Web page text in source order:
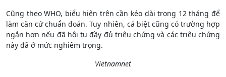
Cũng theo WHO, biểu hiện trên cần kéo dài trong 12 tháng để
làm căn cứ chuẩn đoán. Tuy nhiên, cá biệt cũng có trường hợp
ngắn hơn nếu đã hội tụ đầy đủ triệu chứng và các triệu chứng
này đã ở mức nghiêm trọng.
Vietnamnet